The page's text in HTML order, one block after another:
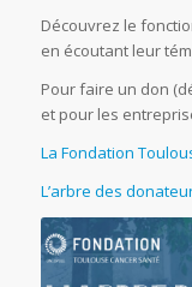
Découvrez le
en écoutant leur
Pour faire un don
et pour les
La Fondation
L’arbre des